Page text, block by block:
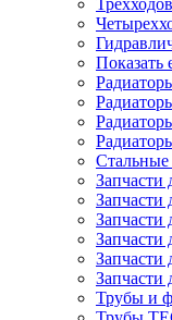
Показать
Стальные
Запчасти
Запчасти
Запчасти
Запчасти
Запчасти
Запчасти
Трубы и